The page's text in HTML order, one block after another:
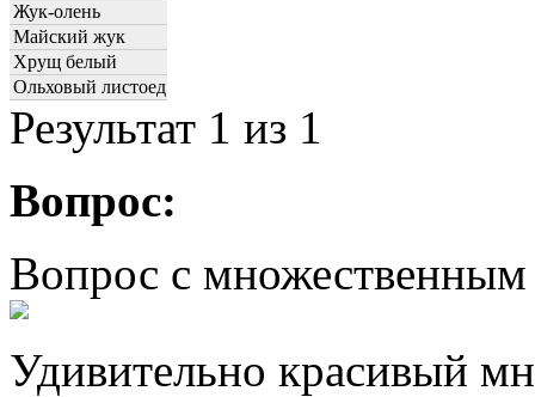
Жук-олень
Майский жук
Хрущ белый
Ольховый листоед
Результат 1 из 1
Вопрос:
Вопрос с
Удивительно красивый